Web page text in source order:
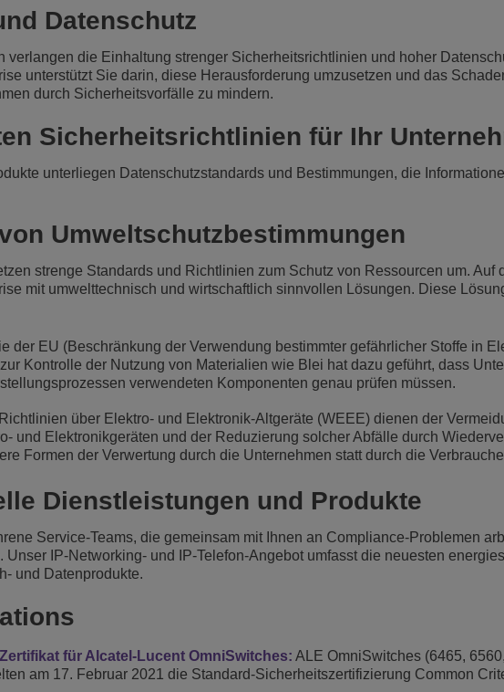
Solutions
und mittelständische Unternehmen
Everything as a Service (XaaS)
Hybrides Arbeiten
Mission-Critical Communications
Digitale Dividenden
und Sicherheit
Datenschutz
verlangen die Einhaltung strenger Sicherheitsrichtlinien und hoher
unterstützt Sie darin, diese Herausforderung umzusetzen und das
durch Sicherheitsvorfälle zu mindern.
Sicherheitsrichtlinien für Ihr
unterliegen Datenschutzstandards und Bestimmungen, die
Umweltschutzbestimmungen
strenge Standards und Richtlinien zum Schutz von Ressourcen um. Auf
mit umwelttechnisch und wirtschaftlich sinnvollen Lösungen. Diese
der EU (Beschränkung der Verwendung bestimmter gefährlicher Stoffe in
Kontrolle der Nutzung von Materialien wie Blei hat dazu geführt, dass
verwendeten Komponenten genau prüfen müssen.
über Elektro- und Elektronik-Altgeräte (WEEE) dienen der
und Elektronikgeräten und der Reduzierung solcher Abfälle durch
Formen der Verwertung durch die Unternehmen statt durch die
Dienstleistungen und Produkte
Service-Teams, die gemeinsam mit Ihnen an Compliance-Problemen
Unser IP-Networking- und IP-Telefon-Angebot umfasst die neuesten
und Datenprodukte.
für Alcatel-Lucent OmniSwitches: ALE OmniSwitches (6465,
am 17. Februar 2021 die Standard-Sicherheitszertifizierung Common